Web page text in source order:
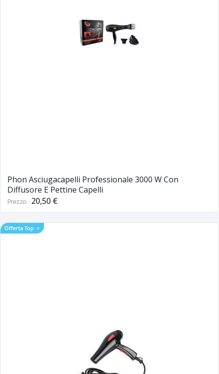
Phon Asciugacapelli Professionale 3000 W Con
Diffusore E Pettine Capelli
Prezzo: 20,50 €
Offerta Top ⭐